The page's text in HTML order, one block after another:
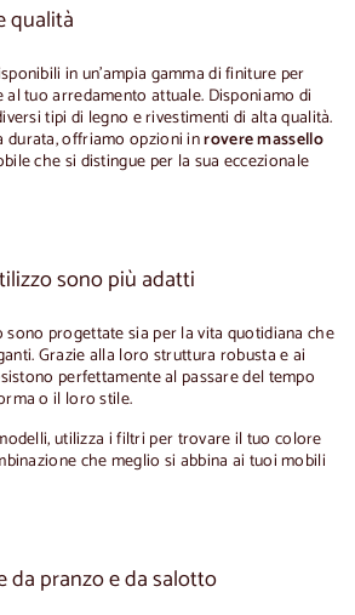
qualità
in un'ampia gamma di finiture per
tuo arredamento attuale. Disponiamo di
tipi di legno e rivestimenti di alta qualità.
durata, offriamo opzioni inrovere massello
che si distingue per la sua eccezionale
sono più adatti
sono progettate sia per la vita quotidiana che
Grazie alla loro struttura robusta e ai
perfettamente al passare del tempo
o il loro stile.
utilizza i filtri per trovare il tuo colore
che meglio si abbina ai tuoi mobili
da pranzo e da salotto